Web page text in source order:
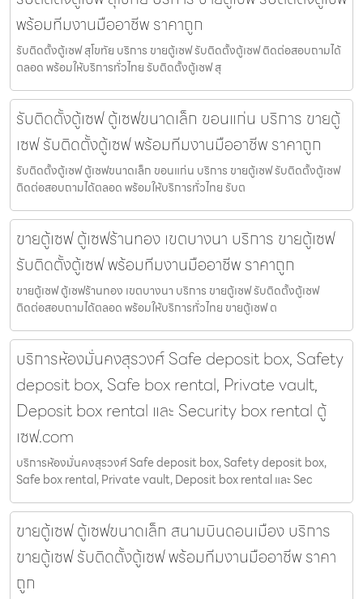
พร้อมทีมงานมืออาชีพ ราคาถูก
รับติดตั้งตู้เซฟ สุโขทัย บริการ ขายตู้เซฟ รับติดตั้งตู้เซฟ ติดต่อสอบถามได้
ตลอด พร้อมให้บริการทั่วไทย รับติดตั้งตู้เซฟ สุ
รับติดตั้งตู้เซฟ ตู้เซฟขนาดเล็ก ขอนแก่น บริการ ขายตู้
เซฟ รับติดตั้งตู้เซฟ พร้อมทีมงานมืออาชีพ ราคาถูก
รับติดตั้งตู้เซฟ ตู้เซฟขนาดเล็ก ขอนแก่น บริการ ขายตู้เซฟ รับติดตั้งตู้เซฟ
ติดต่อสอบถามได้ตลอด พร้อมให้บริการทั่วไทย รับต
ขายตู้เซฟ ตู้เซฟร้านทอง เขตบางนา บริการ ขายตู้เซฟ
รับติดตั้งตู้เซฟ พร้อมทีมงานมืออาชีพ ราคาถูก
ขายตู้เซฟ ตู้เซฟร้านทอง เขตบางนา บริการ ขายตู้เซฟ รับติดตั้งตู้เซฟ
ติดต่อสอบถามได้ตลอด พร้อมให้บริการทั่วไทย ขายตู้เซฟ ต
บริการห้องมั่นคงสุรวงศ์ Safe deposit box, Safety
deposit box, Safe box rental, Private vault,
Deposit box rental และ Security box rental ตู้
เซฟ.com
บริการห้องมั่นคงสุรวงศ์ Safe deposit box, Safety deposit box,
Safe box rental, Private vault, Deposit box rental และ Sec
ขายตู้เซฟ ตู้เซฟขนาดเล็ก สนามบินดอนเมือง บริการ
ขายตู้เซฟ รับติดตั้งตู้เซฟ พร้อมทีมงานมืออาชีพ ราคา
ถูก